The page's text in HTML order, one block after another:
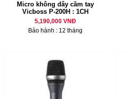
Micro không dây cầm tay
Vicboss P-200H : 1CH
5,190,000 VNĐ
Bảo hành : 12 tháng